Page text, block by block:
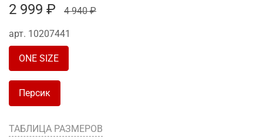
арт. 10207441
2 999 ₽ 4 940 ₽
ТАБЛИЦА РАЗМЕРОВ
ONE SIZE
Персик